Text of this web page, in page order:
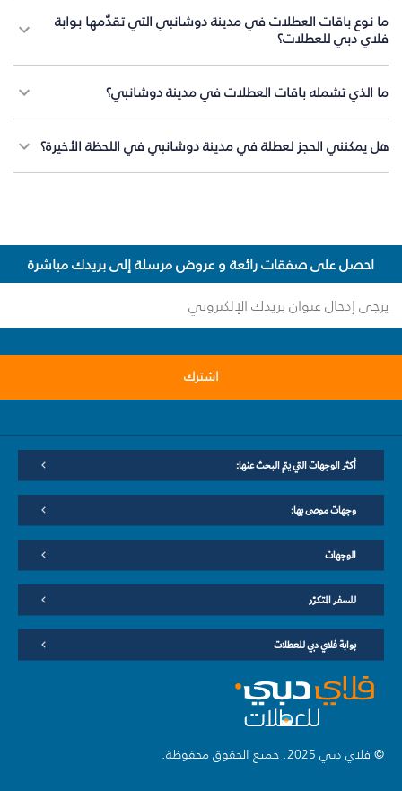
ما نوع باقات العطلات في مدينة دوشانبي التي تقدّمها بوابة
فلاي دبي للعطلات؟
ما الذي تشمله باقات العطلات في مدينة دوشانبي؟
هل يمكنني الحجز لعطلة في مدينة دوشانبي في اللحظة الأخيرة؟
احصل على صفقات رائعة و عروض مرسلة إلى بريدك مباشرة
اشترك
أكثر الوجهات التي يتم البحث عنها:
وجهات موصى بها:
الوجهات
للسفر المتكرّر
بوابة فلاي دبي للعطلات
© فلاي دبي 2025. جميع الحقوق محفوظة.